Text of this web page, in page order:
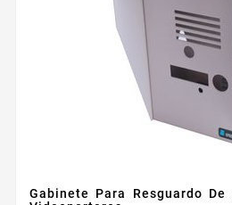
Gabinete Para Resguardo